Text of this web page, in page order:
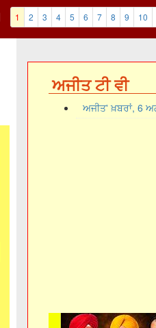
1 2 3 4 5 6 7 8 9 10
ਅਜੀਤ ਟੀ ਵੀ
ਅਜੀਤ' ਖ਼ਬਰਾਂ, 6